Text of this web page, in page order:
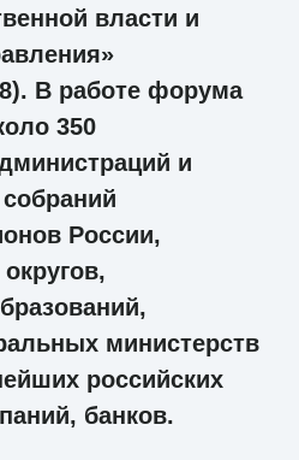
власти и
В работе форума
350
и
России,
министерств
российских
банков.